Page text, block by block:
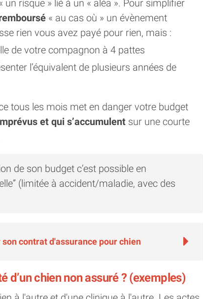
un risque » lié à un « aléa ». Pour simplifier
« au cas où » un évènement
rien vous avez payé pour rien, mais :
de votre compagnon à 4 pattes
l’équivalent de plusieurs années de
tous les mois met en danger votre budget
et qui s’accumulent sur une courte
de son budget c’est possible en
(limitée à accident/maladie, avec des
contrat d'assurance pour chien
d’un chien non assuré ? (exemples)